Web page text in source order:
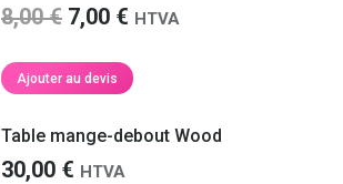
Les
sur
8,00€ Le
initial
8,00 €.
7,00 € Le
actuel
7,00 €.
HTVA
Ajouter au devis
Table mange-debout Wood
30,00 € HTVA